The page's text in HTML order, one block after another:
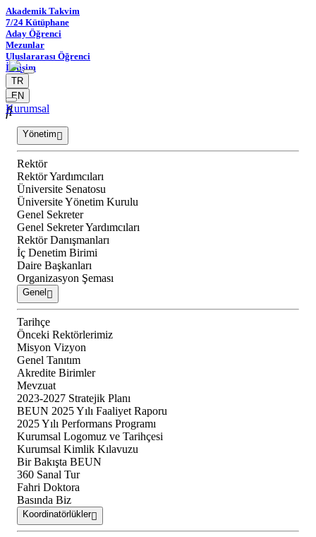
Akademik Takvim
7/24 Kütüphane
Aday Öğrenci
Mezunlar
Uluslararası Öğrenci
İletişim
TR
EN
Kurumsal
Yönetim
Rektör
Rektör Yardımcıları
Üniversite Senatosu
Üniversite Yönetim Kurulu
Genel Sekreter
Genel Sekreter Yardımcıları
Rektör Danışmanları
İç Denetim Birimi
Daire Başkanları
Organizasyon Şeması
Genel
Tarihçe
Önceki Rektörlerimiz
Misyon Vizyon
Genel Tanıtım
Akredite Birimler
Mevzuat
2023-2027 Stratejik Planı
BEUN 2025 Yılı Faaliyet Raporu
2025 Yılı Performans Programı
Kurumsal Logomuz ve Tarihçesi
Kurumsal Kimlik Kılavuzu
Bir Bakışta BEUN
360 Sanal Tur
Fahri Doktora
Basında Biz
Koordinatörlükler